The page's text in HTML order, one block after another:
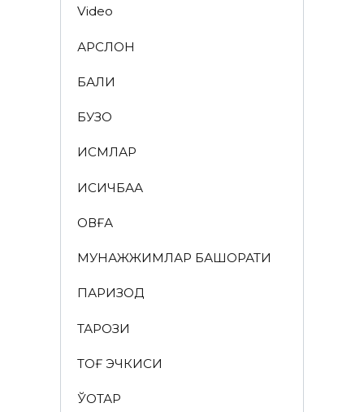
Video
АРСЛОН
БАЛИҚ
БУЗОҚ
ИСМЛАР
ҚИСҚИЧБАҚА
ҚОВҒА
МУНАЖЖИМЛАР БАШОРАТИ
ПАРИЗОД
ТАРОЗИ
ТОҒ ЭЧКИСИ
ЎҚОТАР